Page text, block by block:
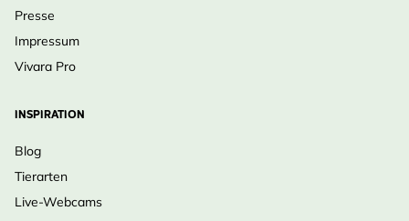
Presse
Impressum
Vivara Pro
INSPIRATION
Blog
Tierarten
Live-Webcams